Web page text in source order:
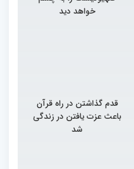
خواهد دید
قدم گذاشتن در راه قرآن
باعث عزت یافتن در زندگی
شد